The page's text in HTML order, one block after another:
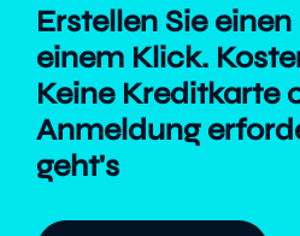
Erstellen Sie
einem Klick.
Keine Kreditkarte
Anmeldung
geht's